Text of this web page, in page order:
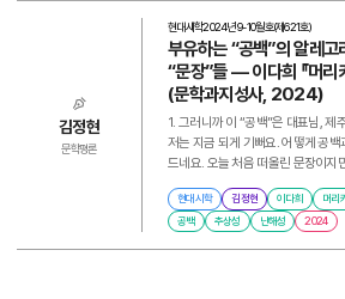
김정현
문학평론
현대시학2024년 9-10월호(제621호)
부유하는 “공백”의 알레
“문장”들 ― 이다희 『머리
(문학과지성사, 2024)
1. 그러니까 이 “공백”은 대표님, 제
저는 지금 되게 기뻐요. 어떻게 공
드네요. 오늘 처음 떠올린 문장이지
현대시학 김정현 이다희 머리
공백
추상성 난해성 2024